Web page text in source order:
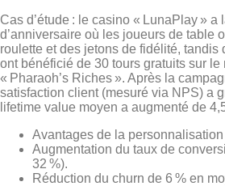
Cas d’étude : le casino « LunaPlay » a
d’anniversaire où les joueurs de table
roulette et des jetons de fidélité, tandis
ont bénéficié de 30 tours gratuits sur le
« Pharaoh’s Riches ». Après la
satisfaction client (mesuré via NPS) a
lifetime value moyen a augmenté de
Avantages de la personnalisation
Augmentation du taux de
32 %).
Réduction du churn de 6 % en